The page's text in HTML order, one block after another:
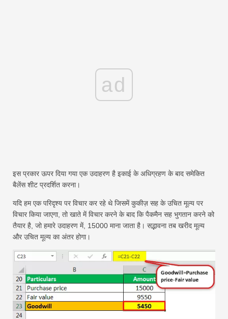
ad
इस प्रकार ऊपर दिया गया एक उदाहरण है इकाई के अधिग्रहण के बाद समेकित
बैलेंस शीट प्रदर्शित करना।
यदि हम एक परिदृश्य पर विचार कर रहे थे जिसमें कुकीज़ सह के उचित मूल्य पर
विचार किया जाएगा, तो खाते में विचार करने के बाद कि पैकमैन सह भुगतान करने को
तैयार है, जो हमारे उदाहरण में, 15000 माना जाता है। सद्भावना तब खरीद मूल्य
और उचित मूल्य का अंतर होगा।